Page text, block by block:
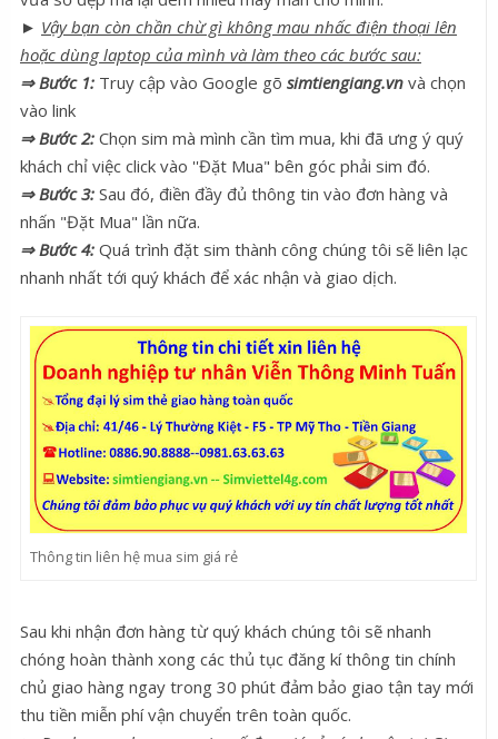
► Vậy bạn còn chần chừ gì không mau nhấc điện thoại lên
hoặc dùng laptop của mình và làm theo các bước sau:
⇒ Bước 1: Truy cập vào Google gõ simtiengiang.vn và chọn
vào link
⇒ Bước 2: Chọn sim mà mình cần tìm mua, khi đã ưng ý quý
khách chỉ việc click vào ''Đặt Mua" bên góc phải sim đó.
⇒ Bước 3: Sau đó, điền đầy đủ thông tin vào đơn hàng và
nhấn "Đặt Mua" lần nữa.
⇒ Bước 4: Quá trình đặt sim thành công chúng tôi sẽ liên lạc
nhanh nhất tới quý khách để xác nhận và giao dịch.
Thông tin liên hệ mua sim giá rẻ
Sau khi nhận đơn hàng từ quý khách chúng tôi sẽ nhanh
chóng hoàn thành xong các thủ tục đăng kí thông tin chính
chủ giao hàng ngay trong 30 phút đảm bảo giao tận tay mới
thu tiền miễn phí vận chuyển trên toàn quốc.